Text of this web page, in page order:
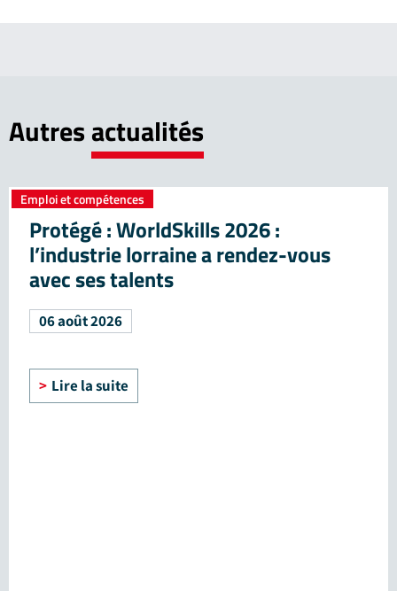
Autresactualités
Emploi et compétences
Protégé : WorldSkills 2026 :
l’industrie lorraine a rendez-vous
avec ses talents
06 août 2026
Lire la suite